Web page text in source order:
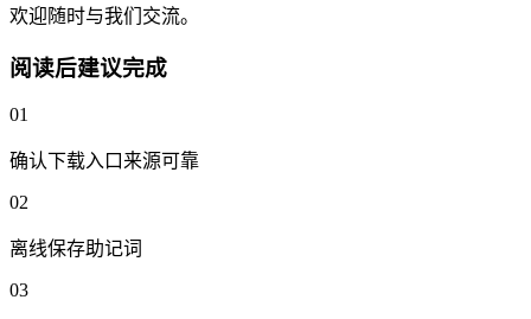
欢迎随时与我们交流。
阅读后建议完成
01
确认下载入口来源可靠
02
离线保存助记词
03